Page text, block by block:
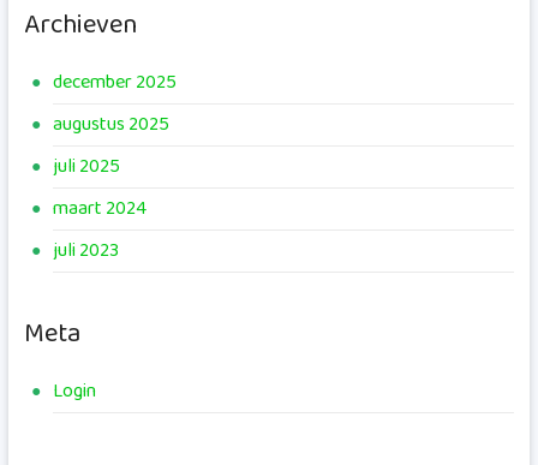
Archieven
december 2025
augustus 2025
juli 2025
maart 2024
juli 2023
Meta
Login